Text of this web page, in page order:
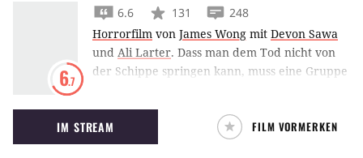
6.7
6.6 131
248
Horrorfilm von James Wong mit Devon Sawa
und Ali Larter. Dass man dem Tod nicht von
der Schippe springen kann, muss eine Gruppe
gibt es in der Folge herrlich böse Wege zur
Final Destination
IM STREAM FILM VORMERKEN